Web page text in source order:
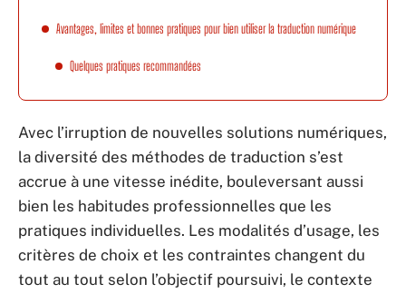
Avantages, limites et bonnes pratiques pour bien utiliser la traduction numérique
Quelques pratiques recommandées
Avec l’irruption de nouvelles solutions numériques,
la diversité des méthodes de traduction s’est
accrue à une vitesse inédite, bouleversant aussi
bien les habitudes professionnelles que les
pratiques individuelles. Les modalités d’usage, les
critères de choix et les contraintes changent du
tout au tout selon l’objectif poursuivi, le contexte